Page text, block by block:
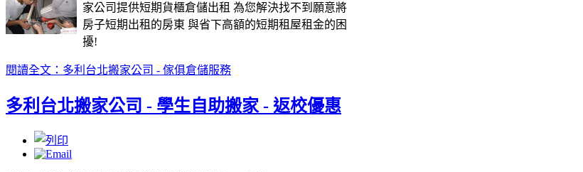
家公司提供短期貨櫃倉儲出租 為您解決找不到願意將
房子短期出租的房東 與省下高額的短期租屋租金的困
擾!
閱讀全文：多利台北搬家公司 - 傢俱倉儲服務
多利台北搬家公司 - 學生自助搬家 - 返校優惠